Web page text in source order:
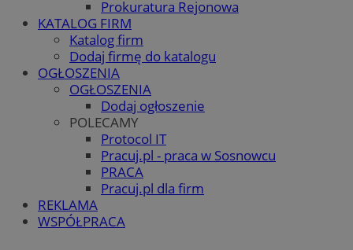
Prokuratura Rejonowa
KATALOG FIRM
Katalog firm
Dodaj firmę do katalogu
OGŁOSZENIA
OGŁOSZENIA
Dodaj ogłoszenie
POLECAMY
Protocol IT
Pracuj.pl - praca w Sosnowcu
PRACA
Pracuj.pl dla firm
REKLAMA
WSPÓŁPRACA